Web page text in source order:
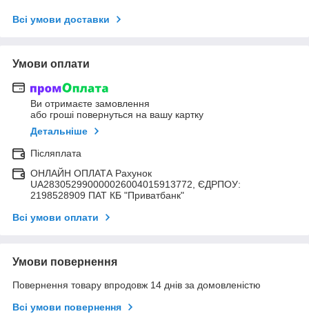
Всі умови доставки
Умови оплати
Ви отримаєте замовлення
або гроші повернуться на вашу картку
Детальніше
Післяплата
ОНЛАЙН ОПЛАТА Рахунок
UA283052990000026004015913772, ЄДРПОУ:
2198528909 ПАТ КБ "Приватбанк"
Всі умови оплати
Умови повернення
Повернення товару впродовж 14 днів за домовленістю
Всі умови повернення